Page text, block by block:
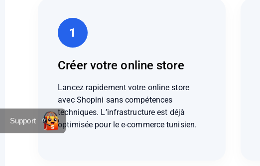
1
Créer votre online store
Lancez rapidement votre online store
avec Shopini sans compétences
techniques. L’infrastructure est déjà
optimisée pour le e-commerce tunisien.
Support